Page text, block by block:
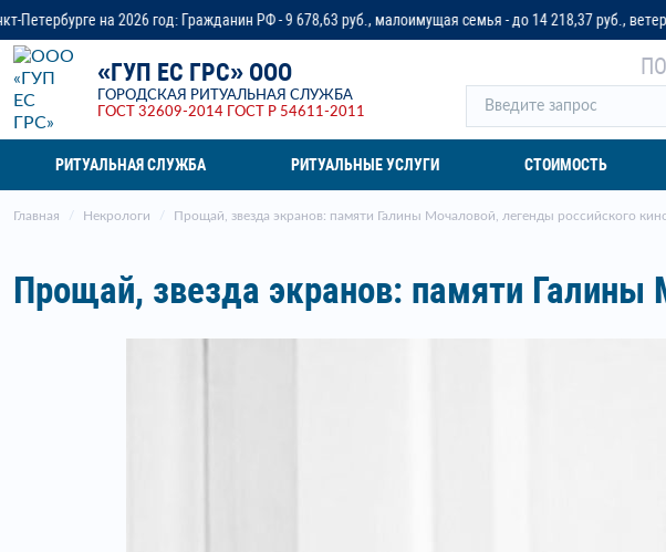
РФ - 9 678,63 руб., малоимущая семья - до 14 218,37 руб., ветеран военной службы - до 32
«ГУП ЕС ГРС» ООО
ГОРОДСКАЯ РИТУАЛЬНАЯ СЛУЖБА
ГОСТ 32609-2014
ГОСТ Р 54611-2011
РИТУАЛЬНАЯ СЛУЖБА РИТУАЛЬНЫЕ УСЛУГИ СТОИМОСТЬ
Главная Некрологи Прощай, звезда экранов: памяти Галины Мочаловой, легенды российского
Прощай, звезда экранов: памяти Галины